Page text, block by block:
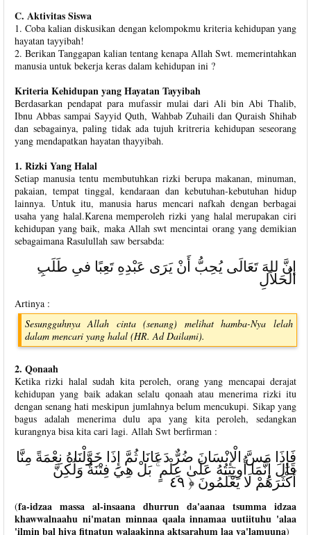
C. Aktivitas Siswa
1. Coba kalian diskusikan dengan kelompokmu kriteria kehidupan yang
hayatan tayyibah!
2. Berikan Tanggapan kalian tentang kenapa Allah Swt. memerintahkan
manusia untuk bekerja keras dalam kehidupan ini ?
Kriteria Kehidupan yang Hayatan Tayyibah
Berdasarkan pendapat para mufassir mulai dari Ali bin Abi Thalib,
Ibnu Abbas sampai Sayyid Quth, Wahbab Zuhaili dan Quraish Shihab
dan sebagainya, paling tidak ada tujuh kritreria kehidupan seseorang
yang mendapatkan hayatan thayyibah.
1. Rizki Yang Halal
Setiap manusia tentu membutuhkan rizki berupa makanan, minuman,
pakaian, tempat tinggal, kendaraan dan kebutuhan-kebutuhan hidup
lainnya. Untuk itu, manusia harus mencari nafkah dengan berbagai
usaha yang halal.Karena memperoleh rizki yang halal merupakan ciri
kehidupan yang baik, maka Allah swt mencintai orang yang demikian
sebagaimana Rasulullah saw bersabda:
الْحَلاَلِ
Artinya :
Sesungguhnya Allah cinta (senang) melihat hamba-Nya lelah
dalam mencari yang halal (HR. Ad Dailami).
2. Qonaah
Ketika rizki halal sudah kita peroleh, orang yang mencapai derajat
kehidupan yang baik adakan selalu qonaah atau menerima rizki itu
dengan senang hati meskipun jumlahnya belum mencukupi. Sikap yang
bagus adalah menerima dulu apa yang kita peroleh, sedangkan
kurangnya bisa kita cari lagi. Allah Swt berfirman :
فَإِذَا مَسَّ الْإِنْسَانَ ضُرٌّ دَعَانَا ثُمَّ إِذَا خَوَّلْنَاهُ نِعْمَةً مِنَّا
قَالَ إِنَّمَا أُوتِيتُهُ عَلَىٰ عِلْمٍ ۚ بَلْ هِيَ فِتْنَةٌ وَلَٰكِنَّ
أَكْثَرَهُمْ لَا يَعْلَمُونَ ﴿ ٤٩
(fa-idzaa massa al-insaana dhurrun da'aanaa tsumma idzaa
khawwalnaahu ni'matan minnaa qaala innamaa uutiituhu 'alaa
'ilmin bal hiya fitnatun walaakinna aktsarahum laa ya'lamuuna)